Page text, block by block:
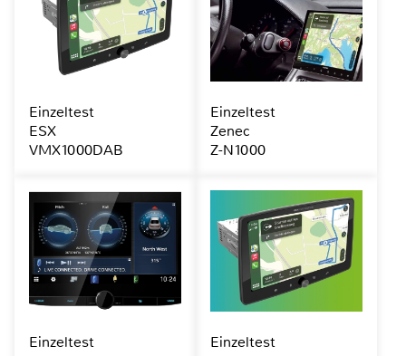
Einzeltest
ESX
VMX1000DAB
Einzeltest
Zenec
Z-N1000
Einzeltest
Einzeltest